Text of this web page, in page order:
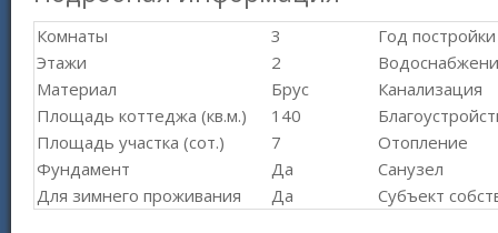
Комнаты
3
Этажи
2
Материал
Брус
Площадь коттеджа (кв.м.)
140
Площадь участка (сот.)
7
Фундамент
Да
Для зимнего проживания
Да
Год постройки
Канализация
Отопление
Санузел
Субъект